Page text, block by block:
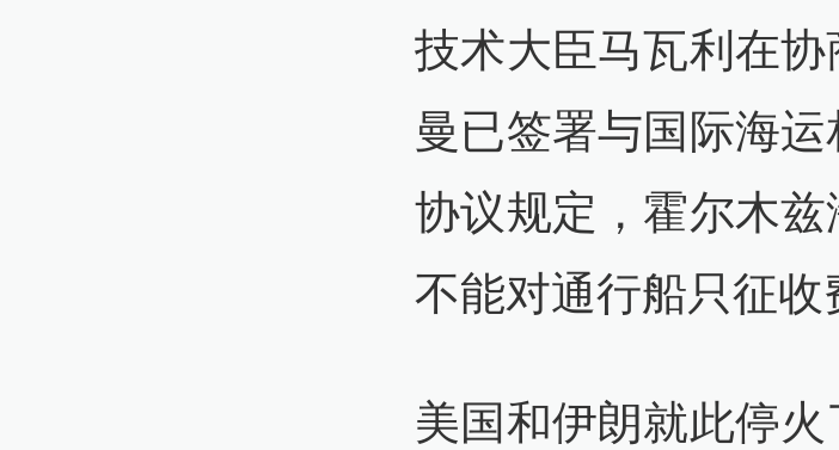
技术大臣马瓦利在
曼已签署与国际海
协议规定，霍尔木兹
不能对通行船只征收
美国和伊朗就此停